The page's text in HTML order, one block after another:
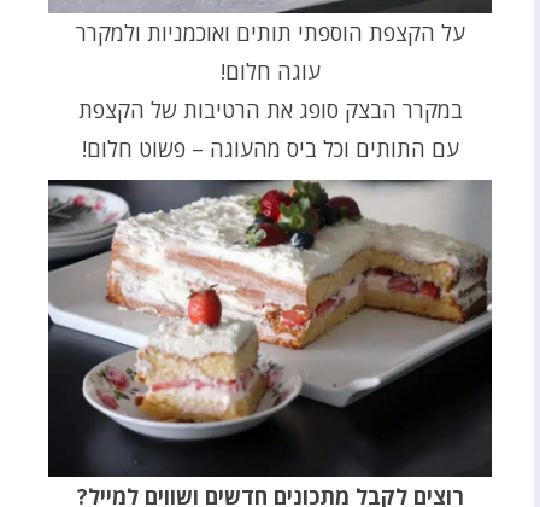
על הקצפת הוספתי תותים ואוכמניות ולמקרר
עוגה חלום!
במקרר הבצק סופג את הרטיבות של הקצפת
עם התותים וכל ביס מהעוגה – פשוט חלום!
רוצים לקבל מתכונים חדשים ושווים למייל?